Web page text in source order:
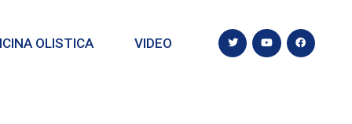
OLISTICA VIDEO